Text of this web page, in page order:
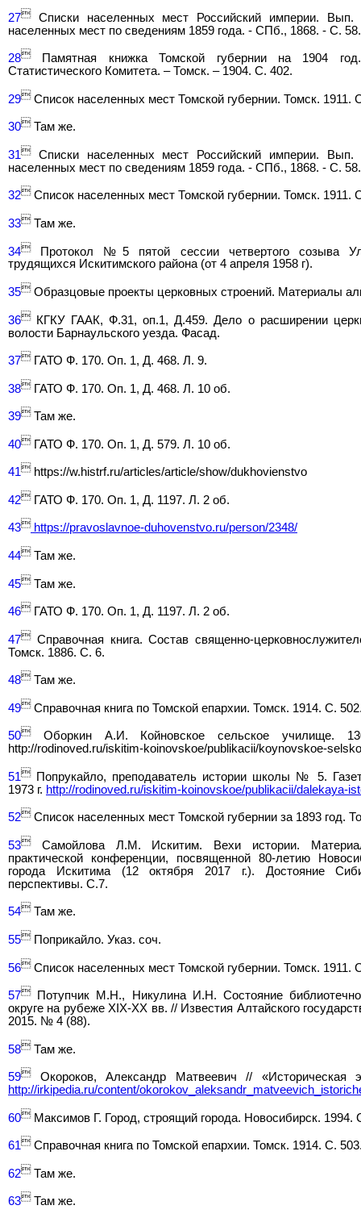
27Списки населенных мест Российский империи. Вып.
населенных мест по сведениям 1859 года. - СПб., 1868. - С. 58.
28Памятная книжка Томской губернии на 1904 год.
Статистического Комитета. – Томск. – 1904. C. 402.
29Список населенных мест Томской губернии. Томск. 1911.
30Там же.
31Списки населенных мест Российский империи. Вып.
населенных мест по сведениям 1859 года. - СПб., 1868. - С. 58.
32Список населенных мест Томской губернии. Томск. 1911.
33Там же.
34Протокол №5 пятой сессии четвертого созыва
трудящихся Искитимского района (от 4 апреля 1958 г).
35Образцовые проекты церковных строений. Материалы
36КГКУ ГААК, Ф.31, оп.1, Д.459. Дело о расширении
волости Барнаульского уезда. Фасад.
37ГАТО Ф. 170. Оп. 1, Д. 468. Л. 9.
38ГАТО Ф. 170. Оп. 1, Д. 468. Л. 10 об.
39Там же.
40ГАТО Ф. 170. Оп. 1, Д. 579. Л. 10 об.
41https://w.histrf.ru/articles/article/show/dukhovienstvo
42ГАТО Ф. 170. Оп. 1, Д. 1197. Л. 2 об.
43https://pravoslavnoe-duhovenstvo.ru/person/2348/
44Там же.
45Там же.
46ГАТО Ф. 170. Оп. 1, Д. 1197. Л. 2 об.
47Справочная книга. Состав священно-
Томск. 1886. С. 6.
48Там же.
49Справочная книга по Томской епархии. Томск. 1914. С.
50Оборкин А.И. Койновское сельское училище.
http://rodinoved.ru/iskitim-koinovskoe/publikacii/koynovskoe-
51Попрукайло, преподаватель истории школы № 5.
1973 г. http://rodinoved.ru/iskitim-koinovskoe/publikacii/dalekaya-
52Список населенных мест Томской губернии за 1893 год.
53Самойлова Л.М. Искитим. Вехи истории.
практической конференции, посвященной 80-летию
города Искитима (12 октября 2017 г.). Достояние
перспективы. С.7.
54Там же.
55Поприкайло. Указ. соч.
56Список населенных мест Томской губернии. Томск. 1911.
57Потупчик М.Н., Никулина И.Н. Состояние
округе на рубеже XIX-XX вв. // Известия Алтайского
2015. № 4 (88).
58Там же.
59Окороков, Александр Матвеевич // «Историческая
http://irkipedia.ru/content/
60Максимов Г. Город, строящий города. Новосибирск. 1994.
61Справочная книга по Томской епархии. Томск. 1914. С.
62Там же.
63Там же.